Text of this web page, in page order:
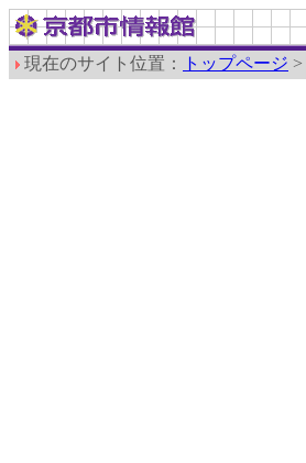
現在のサイト位置： トップページ >